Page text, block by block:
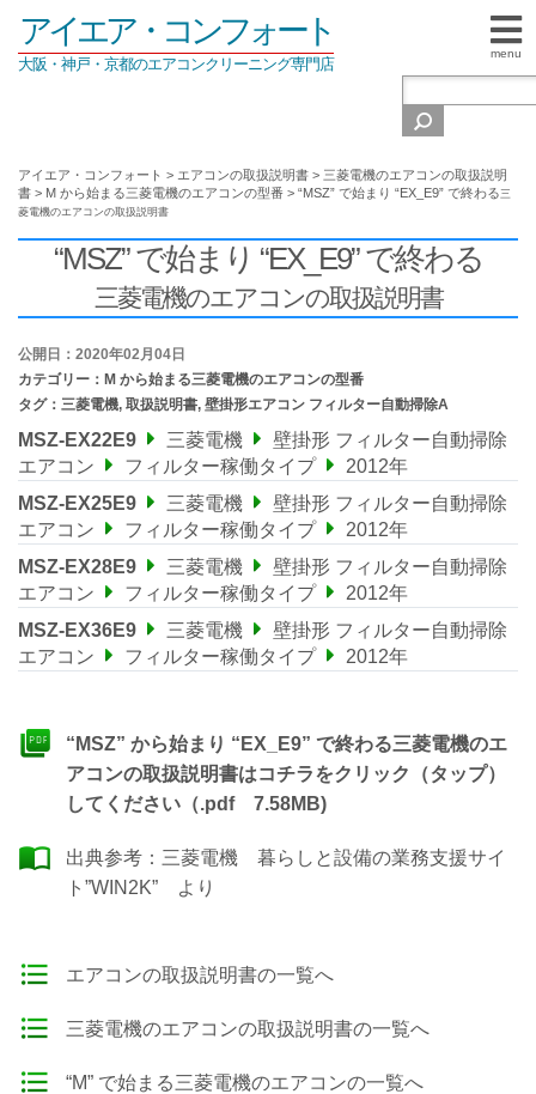
menu
アイエア・コンフォート
大阪・神戸・京都のエアコンクリーニング専門店
アイエア・コンフォート > エアコンの取扱説明書 > 三菱電機のエアコンの取扱説明
書 > M から始まる三菱電機のエアコンの型番 > “MSZ” で始まり “EX_E9” で終わる三
菱電機のエアコンの取扱説明書
“MSZ” で始まり “EX_E9” で終わる
三菱電機のエアコンの取扱説明書
公開日：2020年02月04日
カテゴリー： M から始まる三菱電機のエアコンの型番
タグ： 三菱電機, 取扱説明書, 壁掛形エアコン フィルター自動掃除A
MSZ-EX22E9 三菱電機
壁掛形 フィルター自動掃除
エアコン
フィルター稼働タイプ
2012年
MSZ-EX25E9
三菱電機
壁掛形 フィルター自動掃除
エアコン
フィルター稼働タイプ
2012年
MSZ-EX28E9
三菱電機
壁掛形 フィルター自動掃除
エアコン
フィルター稼働タイプ
2012年
MSZ-EX36E9
三菱電機
壁掛形 フィルター自動掃除
エアコン
フィルター稼働タイプ 2012年
“MSZ” から始まり “EX_E9” で終わる三菱電機のエ
アコンの取扱説明書はコチラをクリック（タップ）
してください（.pdf 7.58MB)
出典参考： 三菱電機 暮らしと設備の業務支援サイ
ト”WIN2K” より
エアコンの取扱説明書の一覧へ
三菱電機のエアコンの取扱説明書の一覧へ
“M” で始まる三菱電機のエアコンの一覧へ